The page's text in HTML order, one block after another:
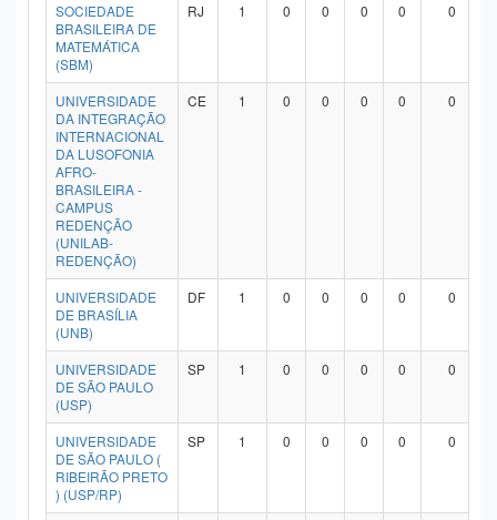
SOCIEDADE
BRASILEIRA DE
MATEMÁTICA
(SBM)
RJ 1 0 0 0 0 0
UNIVERSIDADE
DA INTEGRAÇÃO
INTERNACIONAL
DA LUSOFONIA
AFRO-
BRASILEIRA -
CAMPUS
REDENÇÃO
(UNILAB-
REDENÇÃO)
CE 1 0 0 0 0 0
UNIVERSIDADE
DE BRASÍLIA
(UNB)
DF 1 0 0 0 0 0
UNIVERSIDADE
DE SÃO PAULO
(USP)
SP 1 0 0 0 0 0
UNIVERSIDADE
DE SÃO PAULO (
RIBEIRÃO PRETO
) (USP/RP)
SP 1 0 0 0 0 0